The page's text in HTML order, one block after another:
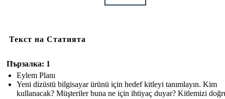
Текст на Статията
Пързалка: 1
Eylem Planı
Yeni dizüstü bilgisayar ürünü için hedef kitleyi tanımlayın. Kim
kullanacak? Müşteriler buna ne için ihtiyaç duyar? Kitlemizi